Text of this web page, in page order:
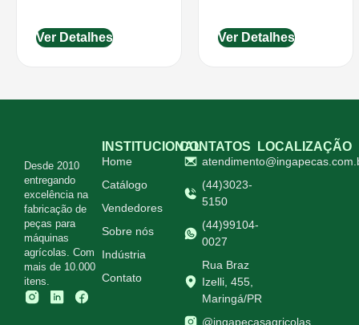
Ver Detalhes Ver Detalhes
Desde 2010
entregando
excelência na
fabricação de
peças para
máquinas
agrícolas. Com
mais de 10.000
itens.
INSTITUCIONAL
Home
Catálogo
Vendedores
Sobre nós
Indústria
Contato
CONTATOS
(44)3023-
5150
(44)99104-
0027
Rua Braz
Izelli, 455,
Maringá/PR
@ingapecasagricolas
LOCALIZAÇÃO